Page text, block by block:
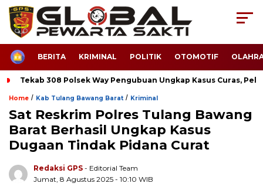
HOMEBERITA KRIMINAL POLITIK OTOMOTIF
Tekab 308 Polsek Way Pengubuan Ungkap Kasus Curas,
Home / Kab Tulang Bawang Barat/ Kriminal
Sat Reskrim Polres Tulang Bawang
Barat Berhasil Ungkap Kasus
Dugaan Tindak Pidana Curat
Redaksi GPS - Editorial Team
Jumat, 8 Agustus 2025 - 10:10 WIB